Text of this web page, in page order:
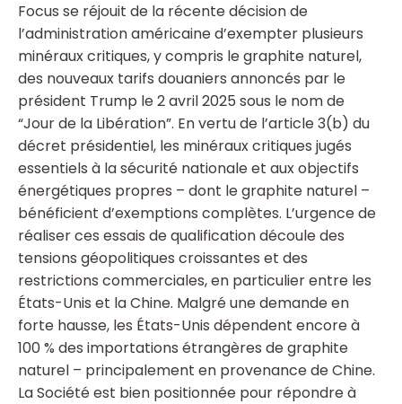
Focus se réjouit de la récente décision de
l’administration américaine d’exempter plusieurs
minéraux critiques, y compris le graphite naturel,
des nouveaux tarifs douaniers annoncés par le
président Trump le 2 avril 2025 sous le nom de
“Jour de la Libération”. En vertu de l’article 3(b) du
décret présidentiel, les minéraux critiques jugés
essentiels à la sécurité nationale et aux objectifs
énergétiques propres – dont le graphite naturel –
bénéficient d’exemptions complètes. L’urgence de
réaliser ces essais de qualification découle des
tensions géopolitiques croissantes et des
restrictions commerciales, en particulier entre les
États-Unis et la Chine. Malgré une demande en
forte hausse, les États-Unis dépendent encore à
100 % des importations étrangères de graphite
naturel – principalement en provenance de Chine.
La Société est bien positionnée pour répondre à